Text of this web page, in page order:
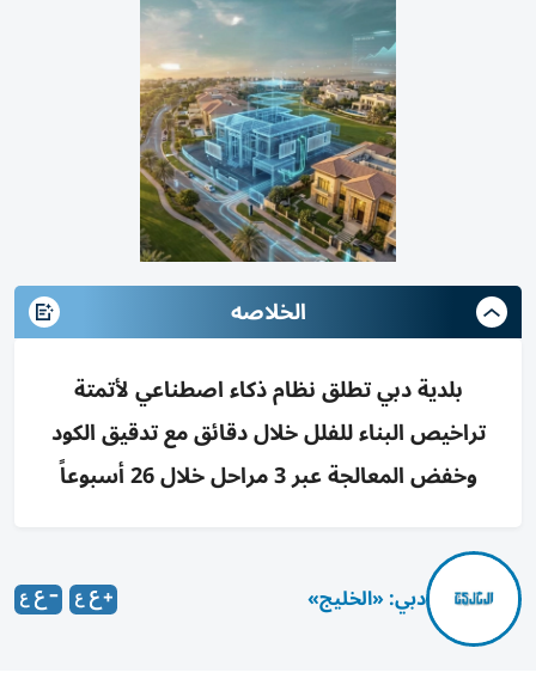
الخلاصه
بلدية دبي تطلق نظام ذكاء اصطناعي لأتمتة
تراخيص البناء للفلل خلال دقائق مع تدقيق الكود
وخفض المعالجة عبر 3 مراحل خلال 26 أسبوعاً
دبي: «الخليج»